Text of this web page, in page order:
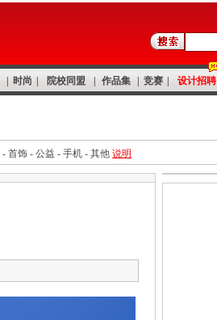
时尚 院校同盟 作品集 竞赛 设计招聘
- 首饰 - 公益 - 手机 - 其他 说明